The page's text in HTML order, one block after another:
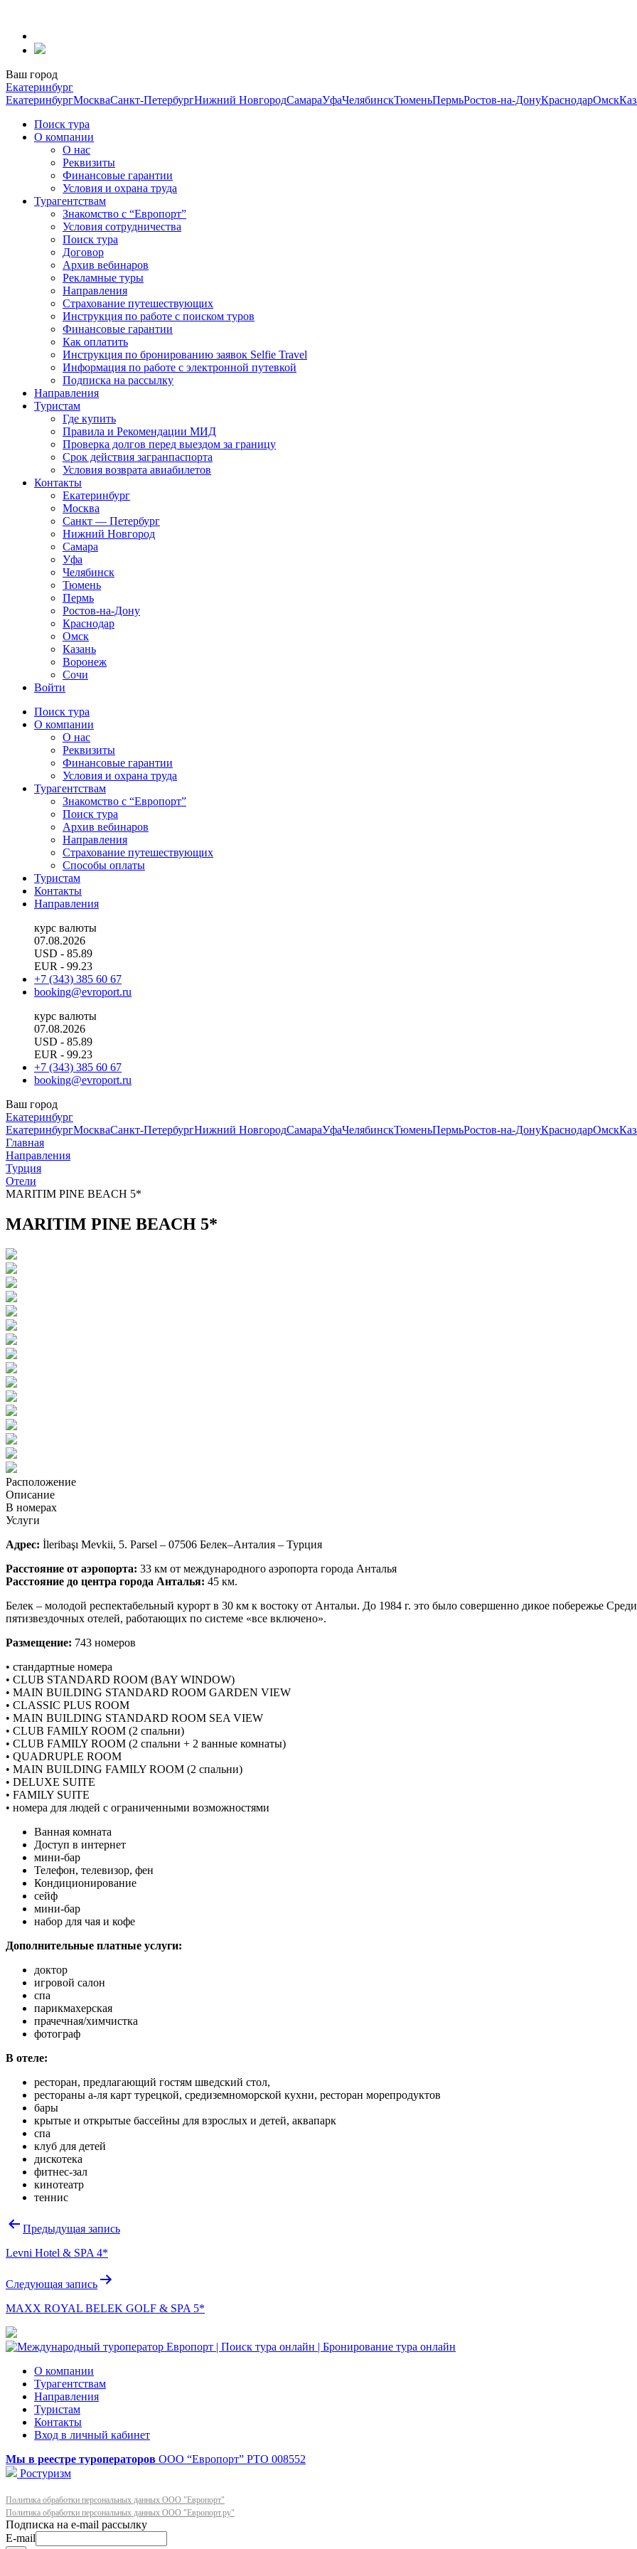
содержанию
Ваш город
Екатеринбург
ЕкатеринбургМоскваСанкт-ПетербургНижний НовгородСамараУфаЧелябинскТюменьПермьРостов-на-ДонуКраснодарОмск
Поиск тура
О компании
О нас
Реквизиты
Финансовые гарантии
Условия и охрана труда
Турагентствам
Знакомство с “Европорт”
Условия сотрудничества
Поиск тура
Договор
Архив вебинаров
Рекламные туры
Направления
Страхование путешествующих
Инструкция по работе с поиском туров
Финансовые гарантии
Как оплатить
Инструкция по бронированию заявок Selfie Travel
Информация по работе с электронной путевкой
Подписка на рассылку
Направления
Туристам
Где купить
Правила и Рекомендации МИД
Проверка долгов перед выездом за границу
Срок действия загранпаспорта
Условия возврата авиабилетов
Контакты
Екатеринбург
Москва
Санкт — Петербург
Нижний Новгород
Самара
Уфа
Челябинск
Тюмень
Пермь
Ростов-на-Дону
Краснодар
Омск
Казань
Воронеж
Сочи
Войти
Поиск тура
О компании
О нас
Реквизиты
Финансовые гарантии
Условия и охрана труда
Турагентствам
Знакомство с “Европорт”
Поиск тура
Архив вебинаров
Направления
Страхование путешествующих
Способы оплаты
Туристам
Контакты
Направления
курс валюты
07.08.2026
USD - 85.89
EUR - 99.23
+7 (343) 385 60 67
booking@evroport.ru
курс валюты
07.08.2026
USD - 85.89
EUR - 99.23
+7 (343) 385 60 67
booking@evroport.ru
Ваш город
Екатеринбург
ЕкатеринбургМоскваСанкт-ПетербургНижний НовгородСамараУфаЧелябинскТюменьПермьРостов-на-ДонуКраснодарОмск
Главная
Направления
Турция
Отели
MARITIM PINE BEACH 5*
MARITIM PINE BEACH 5*
Расположение
Описание
В номерах
Услуги
Адрес: İleribaşı Mevkii, 5. Parsel – 07506 Белек–Анталия – Турция
Расстояние от аэропорта: 33 км от международного аэропорта города Анталья
Расстояние до центра города Анталья: 45 км.
Белек – молодой респектабельный курорт в 30 км к востоку от Антальи. До 1984 г. это было совершенно дикое побережье
пятизвездочных отелей, работающих по системе «все включено».
Размещение: 743 номеров
• стандартные номера
• CLUB STANDARD ROOM (BAY WINDOW)
• МAIN BUILDING STANDARD ROOM GARDEN VIEW
• CLASSIC PLUS ROOM
• MAIN BUILDING STANDARD ROOM SEA VIEW
• CLUB FAMILY ROOM (2 спальни)
• CLUB FAMILY ROOM (2 спальни + 2 ванные комнаты)
• QUADRUPLE ROOM
• MAIN BUILDING FAMILY ROOM (2 спальни)
• DELUXE SUITE
• FAMILY SUITE
• номера для людей с ограниченными возможностями
Ванная комната
Доступ в интернет
мини-бар
Телефон, телевизор, фен
Кондиционирование
сейф
мини-бар
набор для чая и кофе
Дополнительные платные услуги:
доктор
игровой салон
спа
парикмахерская
прачечная/химчистка
фотограф
В отеле:
ресторан, предлагающий гостям шведский стол,
рестораны а-ля карт турецкой, средиземноморской кухни, ресторан морепродуктов
бары
крытые и открытые бассейны для взрослых и детей, аквапарк
спа
клуб для детей
дискотека
фитнес-зал
кинотеатр
теннис
Навигация
записям
Предыдущая запись
Levni Hotel & SPA 4*
Следующая запись
MAXX ROYAL BELEK GOLF & SPA 5*
О компании
Турагентствам
Направления
Туристам
Контакты
Вход в личный кабинет
Мы в реестре туроператоров ООО “Европорт” РТО 008552
Ростуризм
Политика обработки персональных данных ООО "Европорт"
Политика обработки персональных данных ООО "Европорт.ру"
E-mail